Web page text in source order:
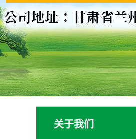
关于我们